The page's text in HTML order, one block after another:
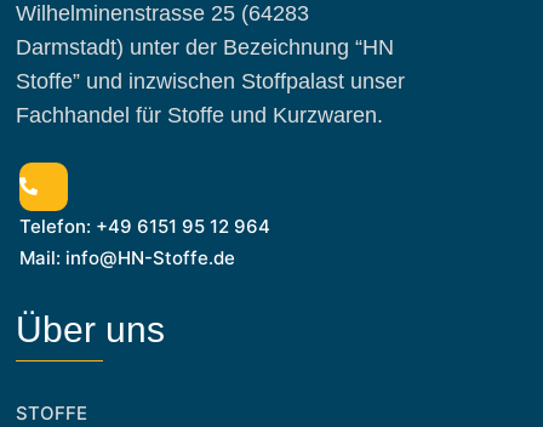
Wilhelminenstrasse 25 (64283
Darmstadt) unter der Bezeichnung “HN
Stoffe” und inzwischen Stoffpalast unser
Fachhandel für Stoffe und Kurzwaren.
Telefon: +49 6151 95 12 964
Mail: info@HN-Stoffe.de
Über uns
STOFFE